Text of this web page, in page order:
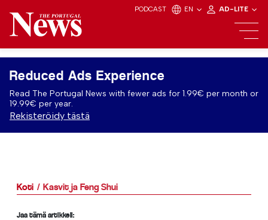
PODCAST EN AD-LITE
Reduced Ads Experience
Read The Portugal News with fewer ads for 1.99€ per month or
19.99€ per year.
Rekisteröidy tästä
Koti Kasvit ja Feng Shui
Jaa tämä artikkeli: